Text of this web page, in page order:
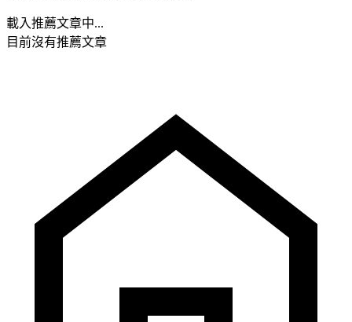
載入推薦文章中...
目前沒有推薦文章